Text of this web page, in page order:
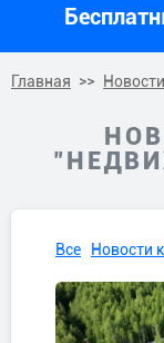
Главная Новости
Все Новости